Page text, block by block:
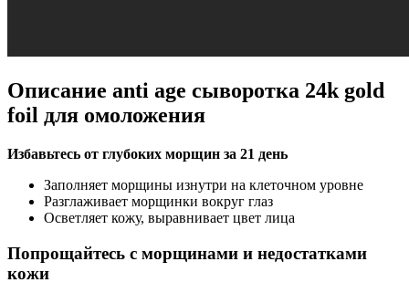
Описание anti age сыворотка 24k gold
foil для омоложения
Избавьтесь от глубоких морщин за 21 день
Заполняет морщины изнутри на клеточном уровне
Разглаживает морщинки вокруг глаз
Осветляет кожу, выравнивает цвет лица
Попрощайтесь с морщинами и недостатками
кожи